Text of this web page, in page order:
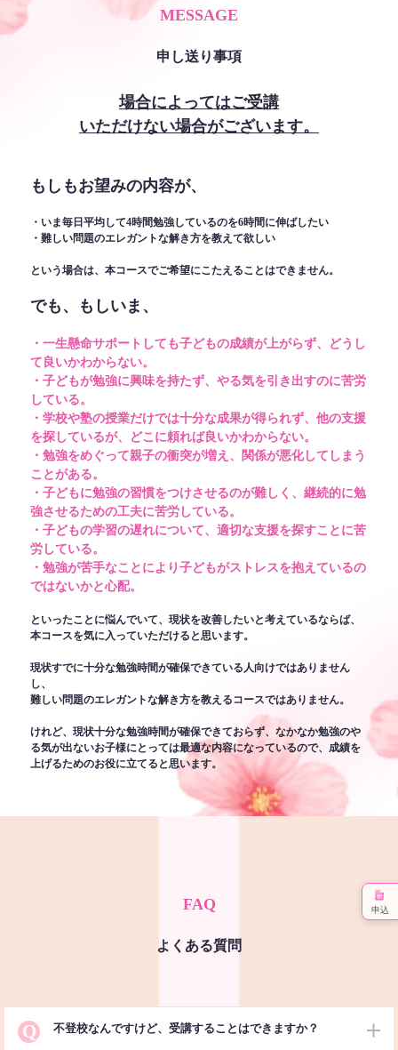
MESSAGE
申し送り事項
場合によってはご受講
いただけない場合がございます。
もしもお望みの内容が、
・いま毎日平均して4時間勉強しているのを6時間に伸ばしたい
・難しい問題のエレガントな解き方を教えて欲しい
という場合は、本コースでご希望にこたえることはできません。
でも、もしいま、
・一生懸命サポートしても子どもの成績が上がらず、どうし
て良いかわからない。
・子どもが勉強に興味を持たず、やる気を引き出すのに苦労
している。
・学校や塾の授業だけでは十分な成果が得られず、他の支援
を探しているが、どこに頼れば良いかわからない。
・勉強をめぐって親子の衝突が増え、関係が悪化してしまう
ことがある。
・子どもに勉強の習慣をつけさせるのが難しく、継続的に勉
強させるための工夫に苦労している。
・子どもの学習の遅れについて、適切な支援を探すことに苦
労している。
・勉強が苦手なことにより子どもがストレスを抱えているの
ではないかと心配。
といったことに悩んでいて、現状を改善したいと考えているならば、
本コースを気に入っていただけると思います。
現状すでに十分な勉強時間が確保できている人向けではありません
し、
難しい問題のエレガントな解き方を教えるコースではありません。
けれど、現状十分な勉強時間が確保できておらず、なかなか勉強のや
る気が出ないお子様にとっては最適な内容になっているので、成績を
上げるためのお役に立てると思います。
FAQ
よくある質問
Q 不登校なんですけど、受講することはできますか？
申込